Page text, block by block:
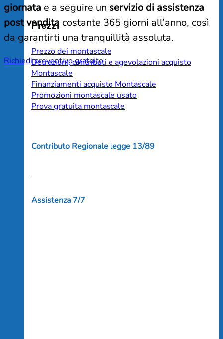
Prezzi
Prezzo dei montascale
Detrazioni, contributi e agevolazioni acquisto
Montascale
Finanziamenti acquisto Montascale
Promozioni montascale usato
Prova gratuita montascale
Contributo Regionale legge 13/89
Assistenza 7/7
giornata e a seguire un servizio di assistenza
post vendita costante 365 giorni all’anno, così
da garantirti una tranquillità assoluta.
Richiedi preventivo gratuito